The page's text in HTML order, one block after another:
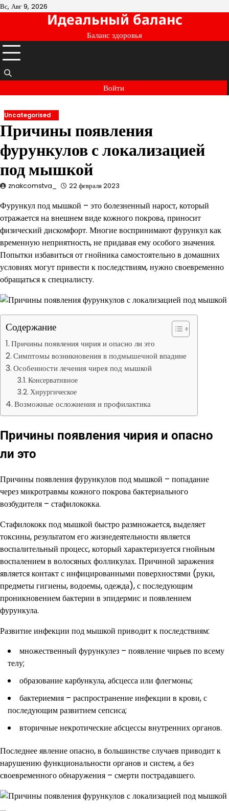
Перейти
Вс, Авг 9, 2026
Идеальный баланс
Баланс здоровья
Войти
Uncategorised
Причины появления
фурункулов с локализацией
под мышкой
znakcomstva_ 22 февраля 2023
Фурункул под мышкой – это болезненный нарост, который
отражается на внешнем виде кожного покрова, приносит
физический дискомфорт. Многие воспринимают фурункул как
временную неприятность, не придавая ему особого значения.
Попытки избавиться от гнойника самостоятельно в домашних
условиях могут привести к последствиям, нужно своевременно
обращаться к специалисту.
Содержание
Причины появления чирия и опасно ли это
Симптомы возникновения в подмышечной впадине
Особенности лечения чирея под мышкой
Консервативное
Хирургическое
Возможные осложнения и профилактика
Причины появления чирия и опасно
ли это
Причины появления фурункулов под мышкой – попадание
через микротравмы кожного покрова бактериального
возбудителя – стафилококка.
Стафилококк под мышкой быстро размножается, выделяет
токсины, результатом его жизнедеятельности является
воспалительный процесс, который характеризуется гнойным
воспалением в волосяных фолликулах. Причиной заражения
является контакт с инфицированными поверхностями (руки,
предметы гигиены, водоемы, одежда), с последующим
проникновением бактерии в эпидермис и появлением
фурункула.
Развитие инфекции под мышкой приводит к последствиям:
множественный фурункулез – появление чирьев по всему
телу;
образование карбункула, абсцесса или флегмоны;
бактериемия – распространение инфекции в крови, с
последующим развитием сепсиса;
вторичные некротические абсцессы внутренних органов.
Последнее явление опасно, в большинстве случаев приводит к
нарушению функциональности органов и систем, а без
своевременного обнаружения – смерти пострадавшего.